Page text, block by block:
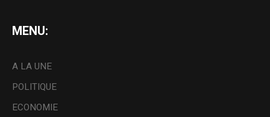
MENU:
A LA UNE
POLITIQUE
ECONOMIE